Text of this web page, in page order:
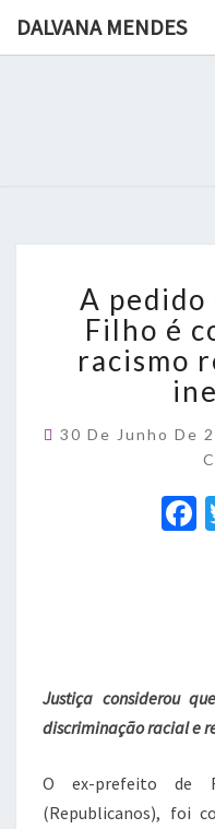
DALVANA MENDES
A pedido
Filho é
racismo
30 De Junho De
o
Justiça considerou
discriminação racial e
O ex-prefeito de
(Republicanos), foi